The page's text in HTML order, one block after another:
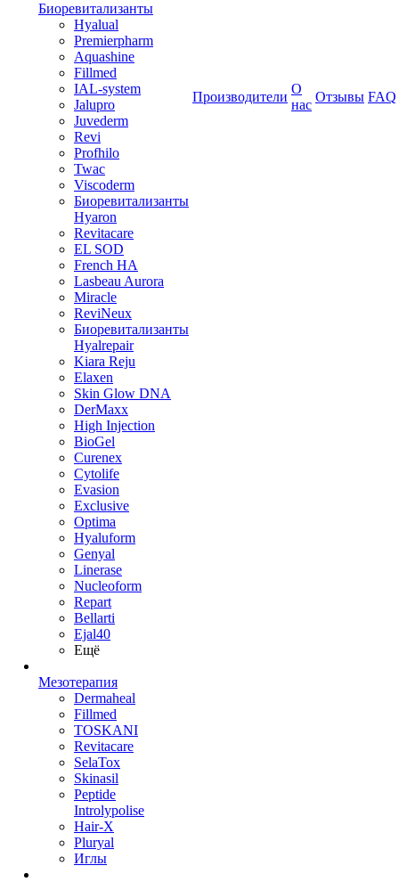
Биоревитализанты
Hyalual
Premierpharm
Aquashine
Fillmed
IAL-system
Jalupro
Juvederm
Revi
Profhilo
Twac
Viscoderm
Биоревитализанты
Hyaron
Revitacare
EL SOD
French HA
Lasbeau Aurora
Miracle
ReviNeux
Биоревитализанты
Hyalrepair
Kiara Reju
Elaxen
Skin Glow DNA
DerMaxx
High Injection
BioGel
Curenex
Cytolife
Evasion
Exclusive
Optima
Hyaluform
Genyal
Linerase
Nucleoform
Repart
Bellarti
Ejal40
Ещё
Мезотерапия
Dermaheal
Fillmed
TOSKANI
Revitacare
SelaTox
Skinasil
Peptide
Introlypolise
Hair-X
Pluryal
Иглы
Производители
О
нас
Отзывы FAQ